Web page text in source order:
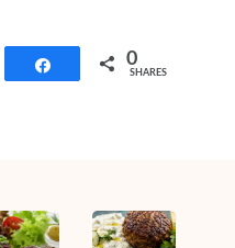
Share 0
SHARES